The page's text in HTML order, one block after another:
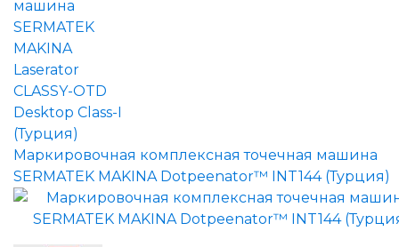
Маркировочная комплексная точечная машина
SERMATEK MAKINA Dotpeenator™ INT144 (Турция)